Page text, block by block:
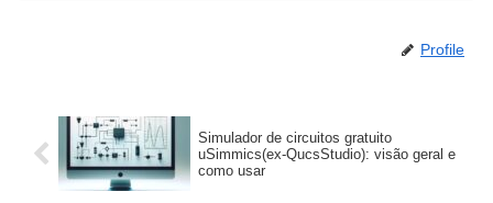
Profile
Simulador de circuitos gratuito
uSimmics(ex-QucsStudio): visão geral e
como usar